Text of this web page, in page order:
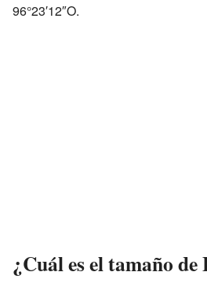
96°23′12″O.
¿Cuál es el tamaño de